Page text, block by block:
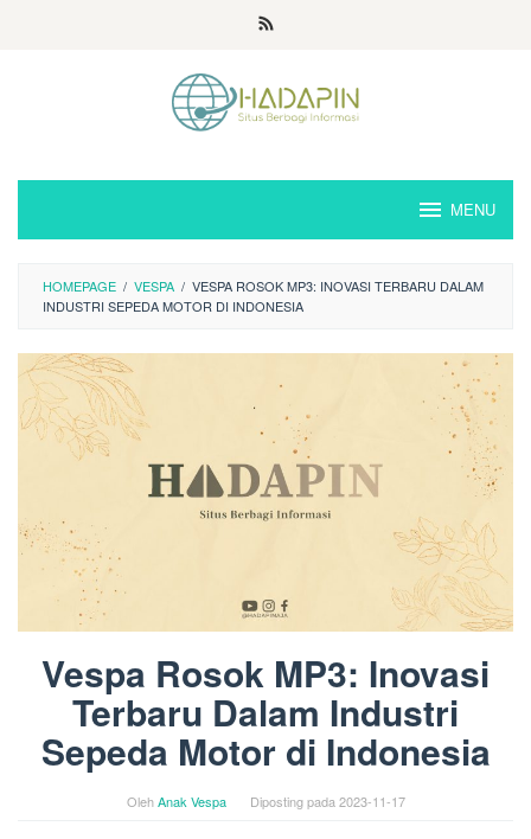
MENU
HOMEPAGE / VESPA / VESPA ROSOK MP3: INOVASI TERBARU DALAM
INDUSTRI SEPEDA MOTOR DI INDONESIA
Vespa Rosok MP3: Inovasi
Terbaru Dalam Industri
Sepeda Motor di Indonesia
OlehAnak Vespa Diposting pada 2023-11-17